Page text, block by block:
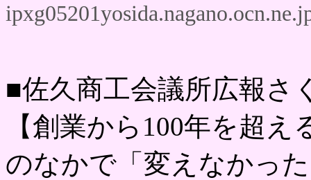
■佐久商工会議所広報さ
【創業から100年を超
のなかで「変えなかっ